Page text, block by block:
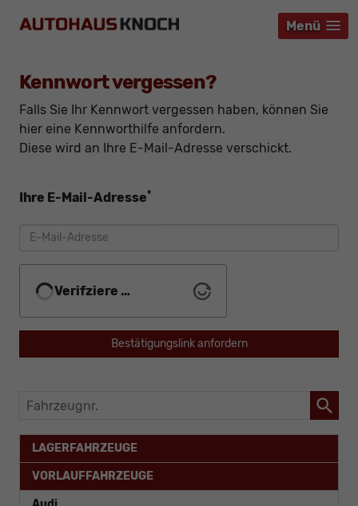
Menü
Menü
Menü
Kennwort vergessen?
Falls Sie Ihr Kennwort vergessen haben, können Sie
hier eine Kennworthilfe anfordern.
Diese wird an Ihre E-Mail-Adresse verschickt.
Ihre E-Mail-Adresse*
Verifziere …
Bestätigungslink anfordern
Fahrzeugnr.
LAGERFAHRZEUGE
VORLAUFFAHRZEUGE